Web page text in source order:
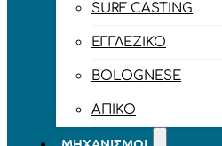
SURF CASTING
ΕΓΓΛΈΖΙΚΟ
BOLOGNESE
ΑΠΊΚΟ